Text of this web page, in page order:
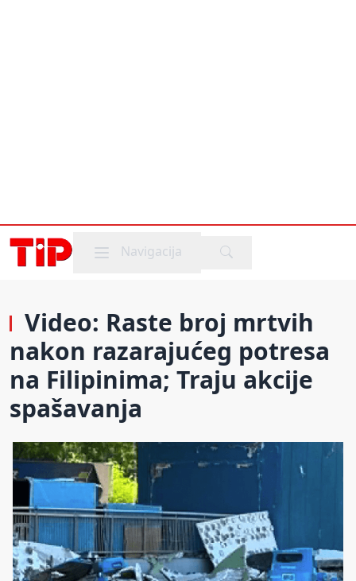
Mobile menu
Navigacija
Video: Raste broj mrtvih
nakon razarajućeg potresa
na Filipinima; Traju akcije
spašavanja